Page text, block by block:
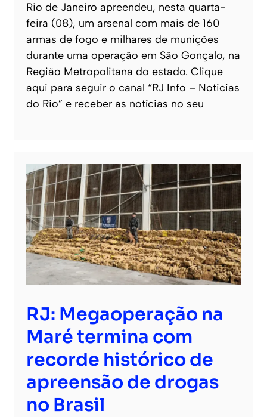
Rio de Janeiro apreendeu, nesta quarta-
feira (08), um arsenal com mais de 160
armas de fogo e milhares de munições
durante uma operação em São Gonçalo, na
Região Metropolitana do estado. Clique
aqui para seguir o canal “RJ Info – Noticias
do Rio” e receber as notícias no seu
RJ: Megaoperação na
Maré termina com
recorde histórico de
apreensão de drogas
no Brasil